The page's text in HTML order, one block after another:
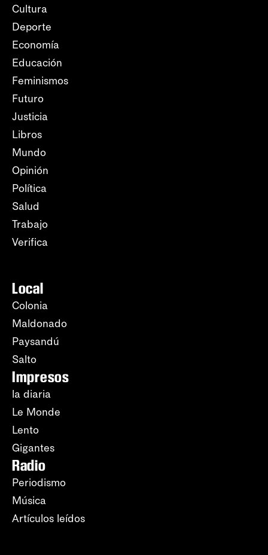
Cultura
Deporte
Economía
Educación
Feminismos
Futuro
Justicia
Libros
Mundo
Opinión
Política
Salud
Trabajo
Verifica
Local
Colonia
Maldonado
Paysandú
Salto
Impresos
la diaria
Le Monde
Lento
Gigantes
Radio
Periodismo
Música
Artículos leídos